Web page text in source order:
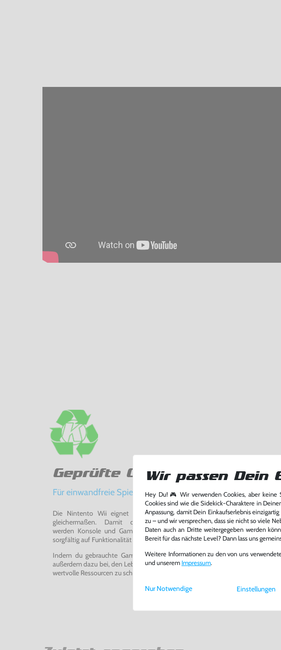
Geprüfte Qualität
Für einwandfreie Spielerlebnisse
Die Nintento Wii eignet sich perfekt für Retro-Gaming-Fans und neue
gleichermaßen. Damit du ein einwandfreies Spielerlebnis
werden Konsole und Game in unserer Reparatur-Werkstatt von unseren
sorgfältig auf Funktionalität getestet, gereinigt und bei Bedarf repariert.
Indem du gebrauchte Games und Konsolen bei uns kaufst oder
außerdem dazu bei, den Lebenszyklus von Konsolen und Games zu verlängern
wertvolle Ressourcen zu schonen und Abfall zu vermeiden.
Wir passen Dein
Hey Du! 🎮 Wir verwenden Cookies, aber keine
Cookies sind wie die Sidekick-Charaktere in
Anpassung, damit Dein Einkaufserlebnis
zu – und wir versprechen, dass sie nicht so viele
Daten auch an Dritte weitergegeben werden
Bereit für das nächste Level? Dann lass uns
Weitere Informationen zu den von uns
und unserem Impressum.
Einstellungen
Nur Notwendige